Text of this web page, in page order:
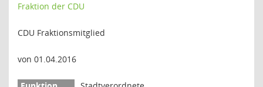
Fraktion der CDU
CDU Fraktionsmitglied
von 01.04.2016